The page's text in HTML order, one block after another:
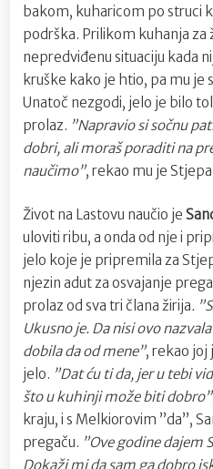
bakom, kuharicom po struci
podrška. Prilikom kuhanja za
nepredviđenu situaciju kada
kruške kako je htio, pa mu je
Unatoč nezgodi, jelo je bilo
prolaz. ”Napravio si sočnu
dobri, ali moraš poraditi na
naučimo”, rekao mu je
Život na Lastovu naučio je
uloviti ribu, a onda od nje i
jelo koje je pripremila za
njezin adut za osvajanje
prolaz od sva tri člana žirija.
Ukusno je. Da nisi ovo
dobila da od mene”, rekao joj
jelo. ”Dat ću ti da, jer u tebi
što u kuhinji može biti dobro”
kraju, i s Melkiorovim ”da”,
pregaču. ”Ove godine dajem
Dokaži mi da sam ga dobro